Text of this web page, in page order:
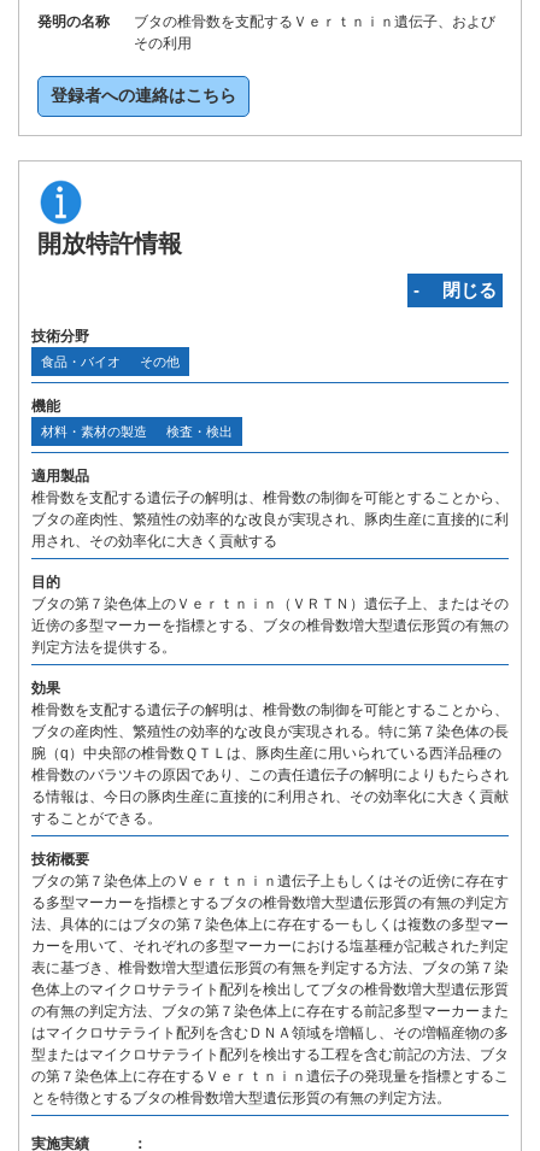
発明の名称
ブタの椎骨数を支配するＶｅｒｔｎｉｎ遺伝子、および
その利用
登録者への連絡はこちら
開放特許情報
‐ 閉じる
技術分野
食品・バイオ その他
機能
材料・素材の製造 検査・検出
適用製品
椎骨数を支配する遺伝子の解明は、椎骨数の制御を可能とすることから、
ブタの産肉性、繁殖性の効率的な改良が実現され、豚肉生産に直接的に利
用され、その効率化に大きく貢献する
目的
ブタの第７染色体上のＶｅｒｔｎｉｎ（ＶＲＴＮ）遺伝子上、またはその
近傍の多型マーカーを指標とする、ブタの椎骨数増大型遺伝形質の有無の
判定方法を提供する。
効果
椎骨数を支配する遺伝子の解明は、椎骨数の制御を可能とすることから、
ブタの産肉性、繁殖性の効率的な改良が実現される。特に第７染色体の長
腕（q）中央部の椎骨数ＱＴＬは、豚肉生産に用いられている西洋品種の
椎骨数のバラツキの原因であり、この責任遺伝子の解明によりもたらされ
る情報は、今日の豚肉生産に直接的に利用され、その効率化に大きく貢献
することができる。
技術概要
ブタの第７染色体上のＶｅｒｔｎｉｎ遺伝子上もしくはその近傍に存在す
る多型マーカーを指標とするブタの椎骨数増大型遺伝形質の有無の判定方
法、具体的にはブタの第７染色体上に存在する一もしくは複数の多型マー
カーを用いて、それぞれの多型マーカーにおける塩基種が記載された判定
表に基づき、椎骨数増大型遺伝形質の有無を判定する方法、ブタの第７染
色体上のマイクロサテライト配列を検出してブタの椎骨数増大型遺伝形質
の有無の判定方法、ブタの第７染色体上に存在する前記多型マーカーまた
はマイクロサテライト配列を含むＤＮＡ領域を増幅し、その増幅産物の多
型またはマイクロサテライト配列を検出する工程を含む前記の方法、ブタ
の第７染色体上に存在するＶｅｒｔｎｉｎ遺伝子の発現量を指標とするこ
とを特徴とするブタの椎骨数増大型遺伝形質の有無の判定方法。
実施実績 ：